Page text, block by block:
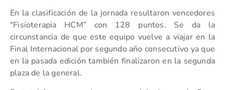
En la clasificación de la jornada resultaron vencedores
“Fisioterapia HCM” con 128 puntos. Se da la
circunstancia de que este equipo vuelve a viajar en la
Final Internacional por segundo año consecutivo ya que
en la pasada edición también finalizaron en la segunda
plaza de la general.